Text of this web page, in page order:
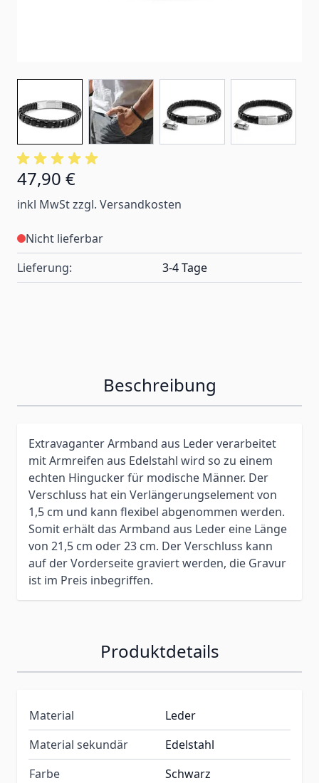
47,90 €
inkl MwSt zzgl. Versandkosten
Nicht lieferbar
Lieferung:
3-4 Tage
Beschreibung
Extravaganter Armband aus Leder verarbeitet
mit Armreifen aus Edelstahl wird so zu einem
echten Hingucker für modische Männer. Der
Verschluss hat ein Verlängerungselement von
1,5 cm und kann flexibel abgenommen werden.
Somit erhält das Armband aus Leder eine Länge
von 21,5 cm oder 23 cm. Der Verschluss kann
auf der Vorderseite graviert werden, die Gravur
ist im Preis inbegriffen.
Produktdetails
Material
Leder
Material sekundär
Edelstahl
Farbe
Schwarz